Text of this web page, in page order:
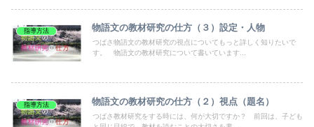
指導方法 物語文の教材研究の仕方（３）設定・人物
つばさ物語文の教材研究の視点についてもっと詳しく知りたいで
す。 物語文の教材研究について書いています...
指導方法 物語文の教材研究の仕方（２）視点（題名）
つばさ教材研究をする時には、何が大切ですか？ 前回は、子ども